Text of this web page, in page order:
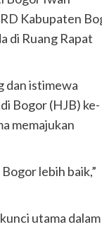
Kabupaten
di Ruang Rapat
dan istimewa
Bogor (HJB) ke-
memajukan
lebih baik,”
utama dalam